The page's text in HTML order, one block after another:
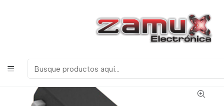
ELECTRONICOS, ROBOTICA & TECNOLOGIA
Productos
Semiconductores